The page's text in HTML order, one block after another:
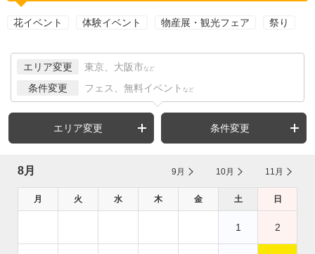
花イベント 体験イベント 物産展・観光フェア 祭り
エリア変更 東京、大阪市 など
条件変更 フェス、無料イベント など
エリア変更 条件変更
8月 9月 10月 11月
月 火 水 木 金 土 日
1 2